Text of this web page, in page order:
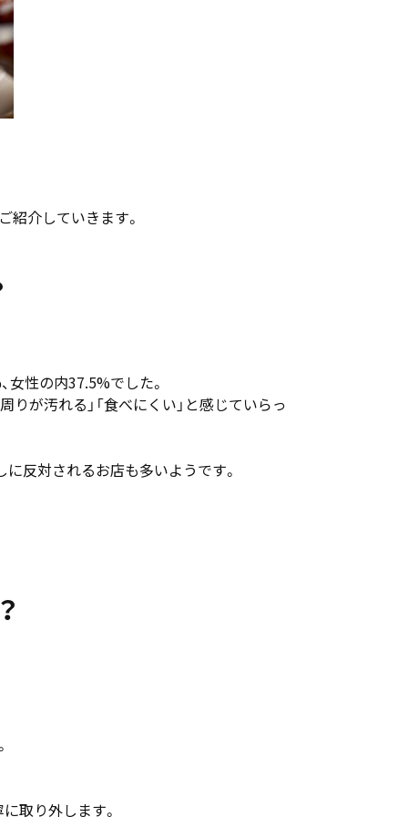
紹介していきます。
性の内37.5%でした。
が汚れる」「食べにくい」と感じていらっ
に反対されるお店も多いようです。
取り外します。